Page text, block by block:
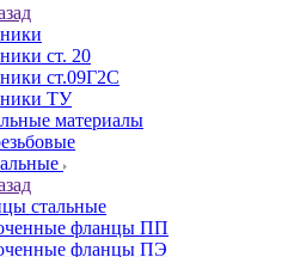
ст. 20
ст.09Г2С
ТУ
материалы
стальные
фланцы ПП
фланцы ПЭ